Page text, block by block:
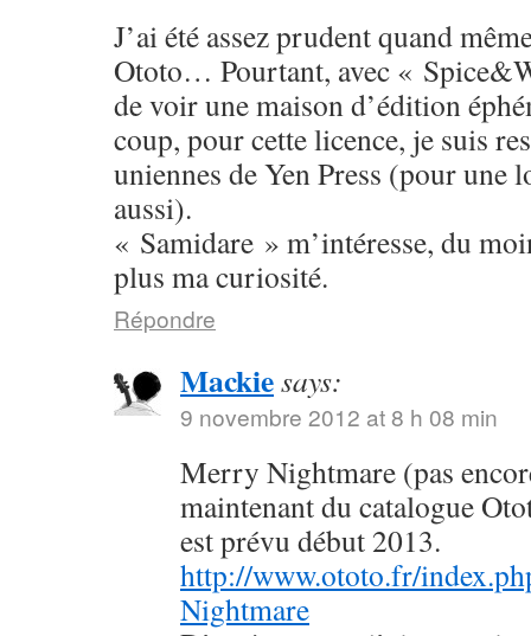
J’ai été assez prudent quand
Ototo… Pourtant, avec «
de voir une maison d’édition
coup, pour cette licence, je suis
uniennes de Yen Press (pour une
aussi).
« Samidare » m’intéresse, du
plus ma curiosité.
Répondre
Mackiesays:
9 novembre 2012 at 8 h 08 min
Merry Nightmare (pas
maintenant du catalogue
est prévu début 2013.
http://www.ototo.fr/
Nightmare